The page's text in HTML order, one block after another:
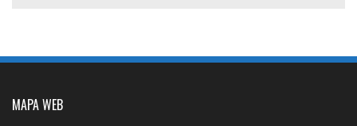
MAPA WEB